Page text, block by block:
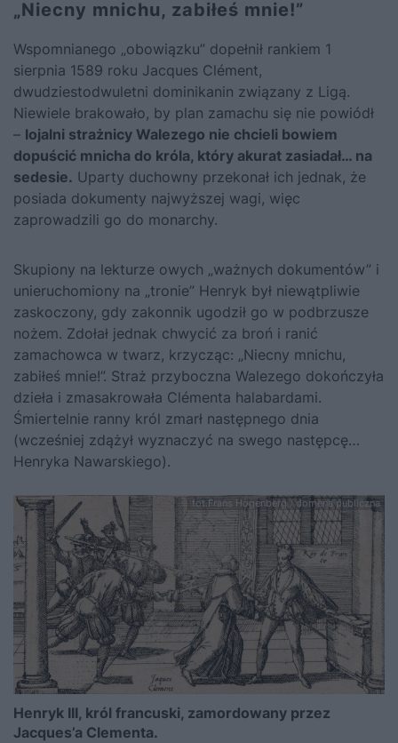
„Niecny mnichu, zabiłeś mnie!”
Wspomnianego „obowiązku” dopełnił rankiem 1
sierpnia 1589 roku Jacques Clément,
dwudziestodwuletni dominikanin związany z Ligą.
Niewiele brakowało, by plan zamachu się nie powiódł
– lojalni strażnicy Walezego nie chcieli bowiem
dopuścić mnicha do króla, który akurat zasiadał… na
sedesie. Uparty duchowny przekonał ich jednak, że
posiada dokumenty najwyższej wagi, więc
zaprowadzili go do monarchy.
Skupiony na lekturze owych „ważnych dokumentów” i
unieruchomiony na „tronie” Henryk był niewątpliwie
zaskoczony, gdy zakonnik ugodził go w podbrzusze
nożem. Zdołał jednak chwycić za broń i ranić
zamachowca w twarz, krzycząc: „Niecny mnichu,
zabiłeś mnie!”. Straż przyboczna Walezego dokończyła
dzieła i zmasakrowała Clémenta halabardami.
Śmiertelnie ranny król zmarł następnego dnia
(wcześniej zdążył wyznaczyć na swego następcę…
Henryka Nawarskiego).
fot.Frans Hogenberg / domena publiczna
Henryk III, król francuski, zamordowany przez
Jacques’a Clementa.